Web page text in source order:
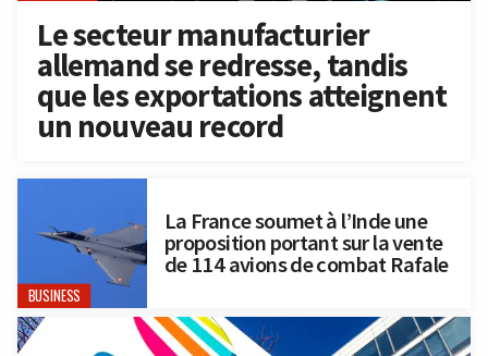
Le secteur manufacturier
allemand se redresse, tandis
que les exportations atteignent
un nouveau record
BUSINESS
La France soumet à l’Inde une
proposition portant sur la vente
de 114 avions de combat Rafale